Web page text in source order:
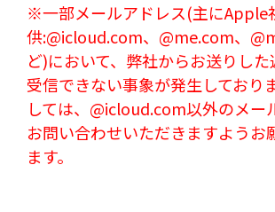
※一部メールアドレス(主にApple
供:@icloud.com、@me.com、
ど)において、弊社からお送りし
受信できない事象が発生しており
しては、@icloud.com以外のメー
お問い合わせいただきますようお
ます。